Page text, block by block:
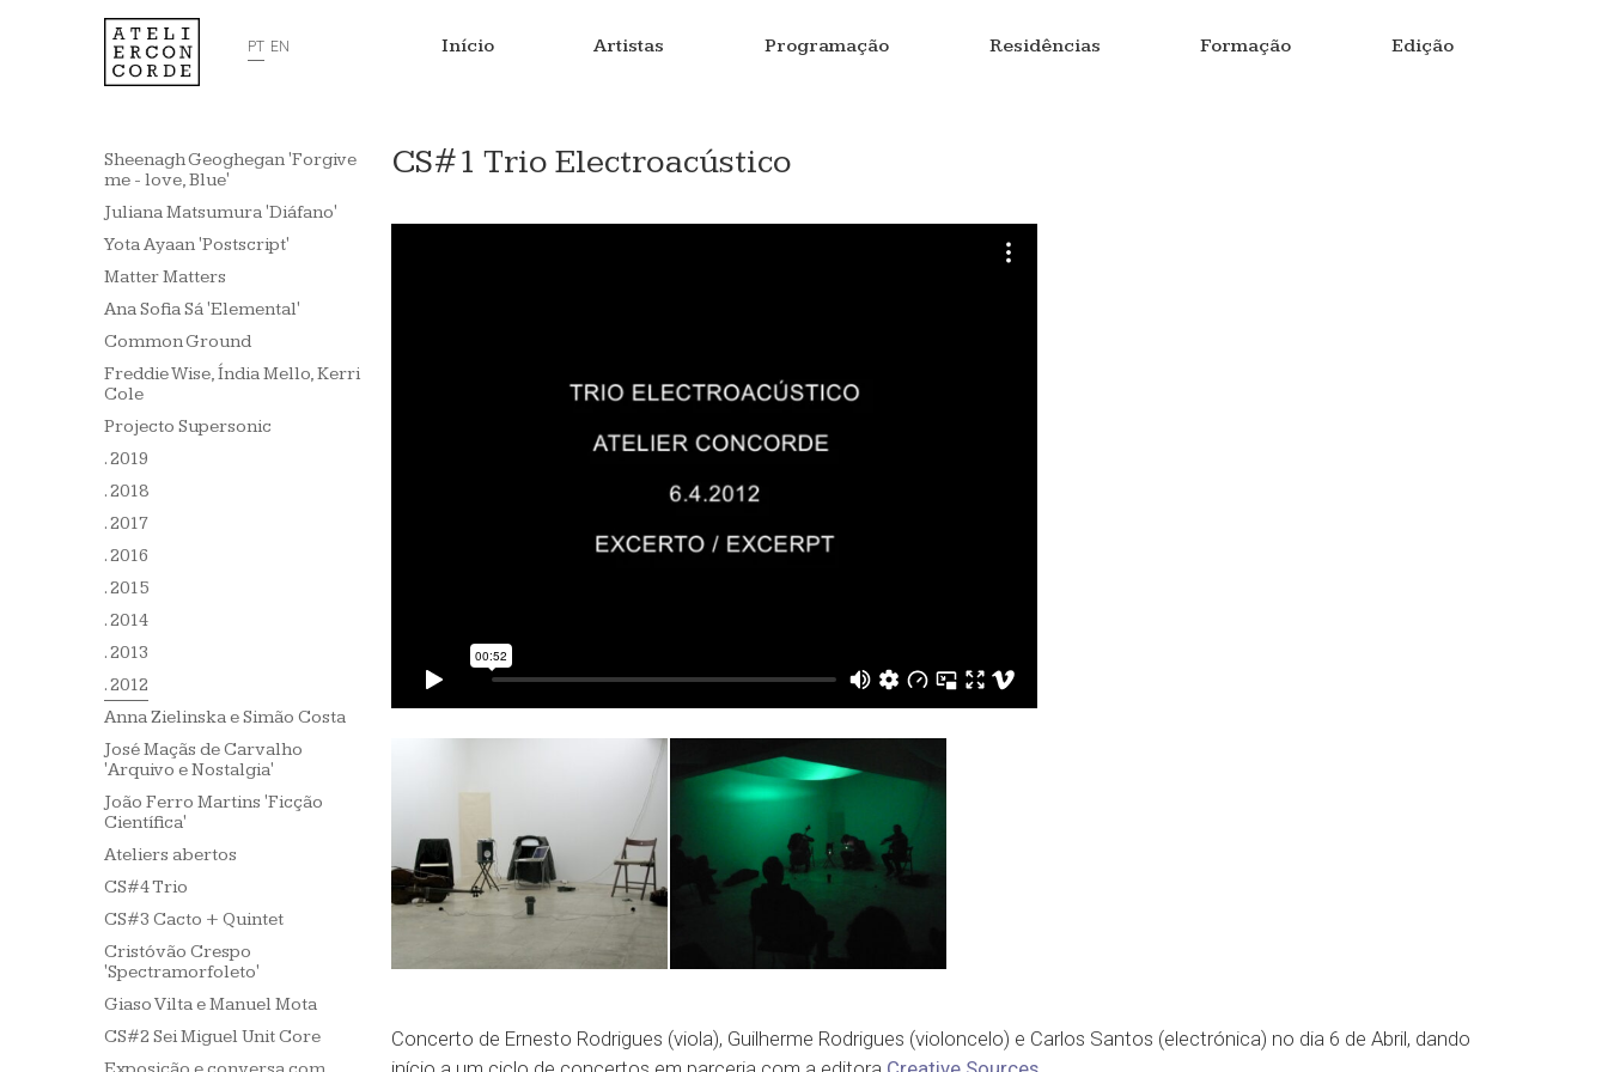
PT EN Início Artistas Programação Residências Formação Edição
Sheenagh Geoghegan 'Forgive
me - love, Blue'
Juliana Matsumura 'Diáfano'
Yota Ayaan 'Postscript'
Matter Matters
Ana Sofia Sá 'Elemental'
Common Ground
Freddie Wise, Índia Mello, Kerri
Cole
Projecto Supersonic
. 2019
. 2018
. 2017
. 2016
. 2015
. 2014
. 2013
. 2012
Anna Zielinska e Simão Costa
José Maçãs de Carvalho
'Arquivo e Nostalgia'
João Ferro Martins 'Ficção
Científica'
Ateliers abertos
CS#4 Trio
CS#3 Cacto + Quintet
Cristóvão Crespo
'Spectramorfoleto'
Giaso Vilta e Manuel Mota
CS#2 Sei Miguel Unit Core
CS#1 Trio Electroacústico
Concerto de Ernesto Rodrigues (viola), Guilherme Rodrigues (violoncelo) e Carlos Santos (electrónica) no dia 6 de Abril, dando